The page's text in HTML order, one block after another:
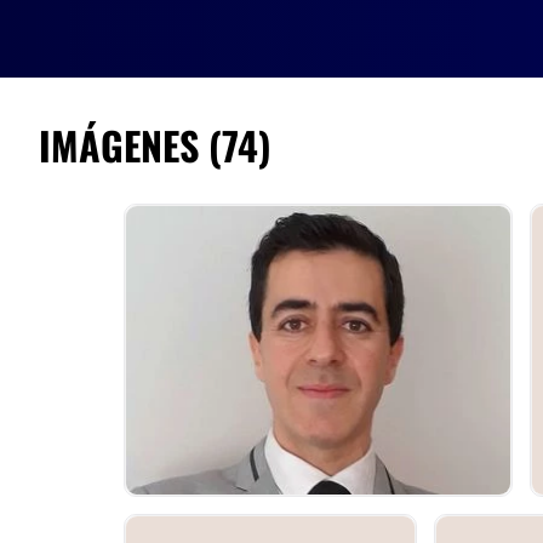
cuenta con tres sedes en
IMÁGENES (74)